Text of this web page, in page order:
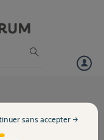
butée haute?
sans accepter →